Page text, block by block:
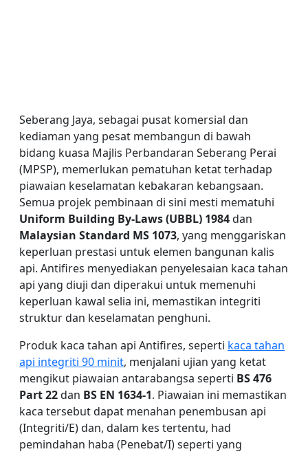
Seberang Jaya, sebagai pusat komersial dan
kediaman yang pesat membangun di bawah
bidang kuasa Majlis Perbandaran Seberang Perai
(MPSP), memerlukan pematuhan ketat terhadap
piawaian keselamatan kebakaran kebangsaan.
Semua projek pembinaan di sini mesti mematuhi
Uniform Building By-Laws (UBBL) 1984dan
Malaysian Standard MS 1073, yang menggariskan
keperluan prestasi untuk elemen bangunan kalis
api. Antifires menyediakan penyelesaian kaca tahan
api yang diuji dan diperakui untuk memenuhi
keperluan kawal selia ini, memastikan integriti
struktur dan keselamatan penghuni.
Produk kaca tahan api Antifires, seperti kaca tahan
api integriti 90 minit, menjalani ujian yang ketat
mengikut piawaian antarabangsa seperti BS 476
Part 22dan BS EN 1634-1. Piawaian ini memastikan
kaca tersebut dapat menahan penembusan api
(Integriti/E) dan, dalam kes tertentu, had
pemindahan haba (Penebat/I) seperti yang